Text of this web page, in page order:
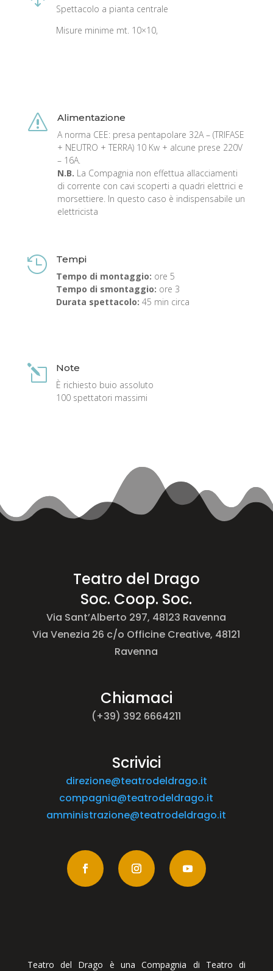
Spettacolo a pianta centrale
Misure minime mt. 10×10,
s
Alimentazione
A norma CEE: presa pentapolare 32A – (TRIFASE
+ NEUTRO + TERRA) 10 Kw + alcune prese 220V
– 16A.
N.B. La Compagnia non effettua allacciamenti
di corrente con cavi scoperti a quadri elettrici e
morsettiere. In questo caso è indispensabile un
elettricista

Tempi
Tempo di montaggio: ore 5
Tempo di smontaggio: ore 3
Durata spettacolo: 45 min circa
l
Note
È richiesto buio assoluto
100 spettatori massimi
Teatro del Drago
Soc. Coop. Soc.
Via Sant’Alberto 297, 48123 Ravenna
Via Venezia 26 c/o Officine Creative, 48121
Ravenna
Chiamaci
(+39) 392 6664211
Scrivici
direzione@teatrodeldrago.it
compagnia@teatrodeldrago.it
amministrazione@teatrodeldrago.it
Teatro del Drago è una Compagnia di Teatro di